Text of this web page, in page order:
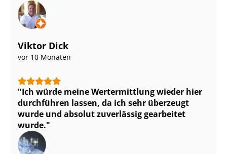
Viktor Dick
vor 10 Monaten
Ich würde meine Wertermittlung wieder hier
durchführen lassen, da ich sehr überzeugt
wurde und absolut zuverlässig gearbeitet
wurde.